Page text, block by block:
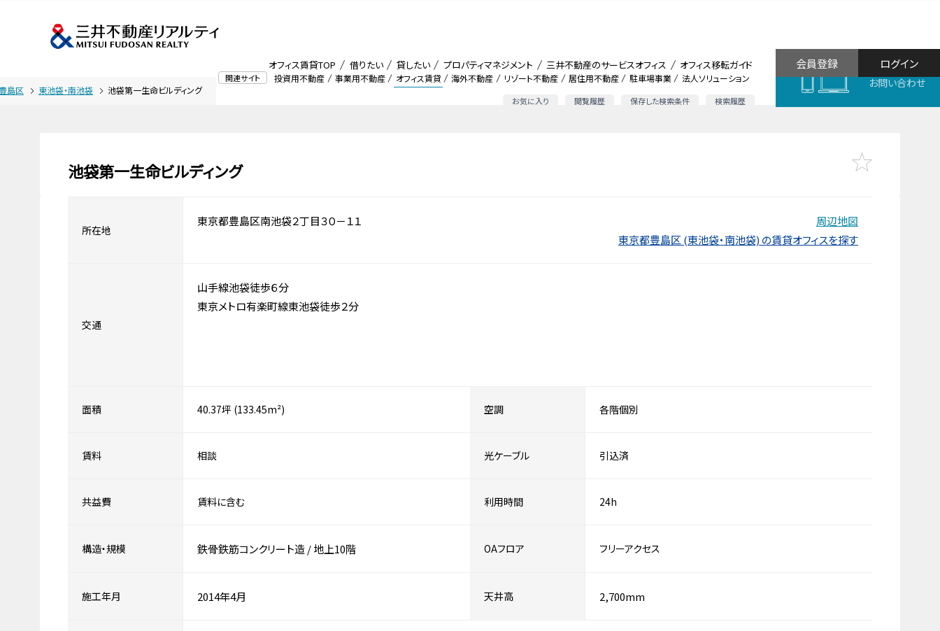
関連サイト 投資用不動産 事業用不動産 オフィス賃貸 海外不動産 リゾート不動産 居住用不動産 駐車場事業 法人ソリューション
お気に入り 閲覧履歴 保存した検索条件 検索履歴
オフィス賃貸TOP 借りたい 貸したい プロパティマネジメント 三井不動産のサービスオフィス オフィス移転ガイド
お問い合わせ
ログイン
会員登録
島区 東池袋・南池袋 池袋第一生命ビルディング
池袋第一生命ビルディング
所在地
東京都豊島区南池袋２丁目３０－１１
周辺地図
東京都豊島区 (東池袋・南池袋) の賃貸オフィスを探す
交通
山手線池袋徒歩６分
東京メトロ有楽町線東池袋徒歩２分
面積 40.37坪 (133.45m²) 空調 各階個別
賃料 相談 光ケーブル 引込済
共益費 賃料に含む 利用時間 24h
構造・規模 鉄骨鉄筋コンクリート造/地上10階 OAフロア フリーアクセス
施工年月 2014年4月 天井高 2,700mm